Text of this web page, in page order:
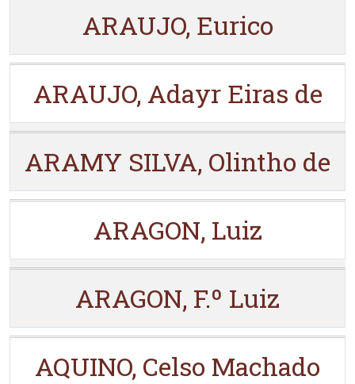
ARAUJO, Eurico
ARAUJO, Adayr Eiras de
ARAMY SILVA, Olintho de
ARAGON, Luiz
ARAGON, F.º Luiz
AQUINO, Celso Machado